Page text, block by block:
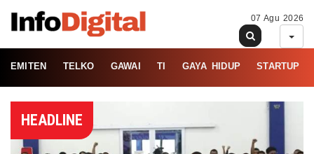
07 Agu 2026
EMITEN TELKO GAWAI TI GAYA HIDUP STARTUP
HEADLINE